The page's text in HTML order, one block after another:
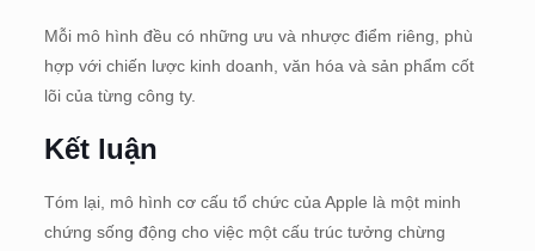
Mỗi mô hình đều có những ưu và nhược điểm riêng, phù
hợp với chiến lược kinh doanh, văn hóa và sản phẩm cốt
lõi của từng công ty.
Kết luận
Tóm lại, mô hình cơ cấu tổ chức của Apple là một minh
chứng sống động cho việc một cấu trúc tưởng chừng